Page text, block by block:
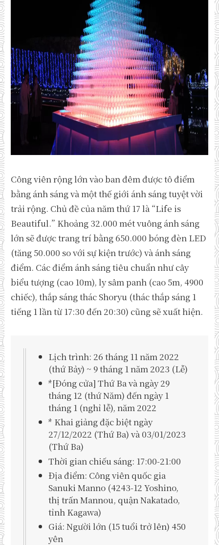
Công viên rộng lớn vào ban đêm được tô điểm
bằng ánh sáng và một thế giới ánh sáng tuyệt vời
trải rộng. Chủ đề của năm thứ 17 là “Life is
Beautiful.” Khoảng 32.000 mét vuông ánh sáng
lớn sẽ được trang trí bằng 650.000 bóng đèn LED
(tăng 50.000 so với sự kiện trước) và ánh sáng
điểm. Các điểm ánh sáng tiêu chuẩn như cây
biểu tượng (cao 10m), ly sâm panh (cao 5m, 4900
chiếc), thắp sáng thác Shoryu (thác thắp sáng 1
tiếng 1 lần từ 17:30 đến 20:30) cũng sẽ xuất hiện.
Lịch trình: 26 tháng 11 năm 2022
(thứ Bảy) ~ 9 tháng 1 năm 2023 (Lễ)
*[Đóng cửa] Thứ Ba và ngày 29
tháng 12 (thứ Năm) đến ngày 1
tháng 1 (nghỉ lễ), năm 2022
* Khai giảng đặc biệt ngày
27/12/2022 (Thứ Ba) và 03/01/2023
(Thứ Ba)
Thời gian chiếu sáng: 17:00-21:00
Địa điểm: Công viên quốc gia
Sanuki Manno (4243-12 Yoshino,
thị trấn Mannou, quận Nakatado,
tỉnh Kagawa)
Giá: Người lớn (15 tuổi trở lên) 450
yên